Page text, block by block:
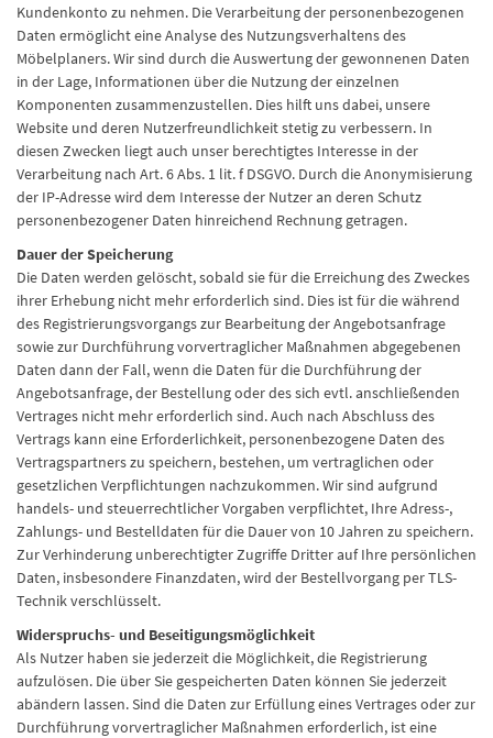
Kundenkonto zu nehmen. Die Verarbeitung der personenbezogenen
Daten ermöglicht eine Analyse des Nutzungsverhaltens des
Möbelplaners. Wir sind durch die Auswertung der gewonnenen Daten
in der Lage, Informationen über die Nutzung der einzelnen
Komponenten zusammenzustellen. Dies hilft uns dabei, unsere
Website und deren Nutzerfreundlichkeit stetig zu verbessern. In
diesen Zwecken liegt auch unser berechtigtes Interesse in der
Verarbeitung nach Art. 6 Abs. 1 lit. f DSGVO. Durch die Anonymisierung
der IP-Adresse wird dem Interesse der Nutzer an deren Schutz
personenbezogener Daten hinreichend Rechnung getragen.
Dauer der Speicherung
Die Daten werden gelöscht, sobald sie für die Erreichung des Zweckes
ihrer Erhebung nicht mehr erforderlich sind. Dies ist für die während
des Registrierungsvorgangs zur Bearbeitung der Angebotsanfrage
sowie zur Durchführung vorvertraglicher Maßnahmen abgegebenen
Daten dann der Fall, wenn die Daten für die Durchführung der
Angebotsanfrage, der Bestellung oder des sich evtl. anschließenden
Vertrages nicht mehr erforderlich sind. Auch nach Abschluss des
Vertrags kann eine Erforderlichkeit, personenbezogene Daten des
Vertragspartners zu speichern, bestehen, um vertraglichen oder
gesetzlichen Verpflichtungen nachzukommen. Wir sind aufgrund
handels- und steuerrechtlicher Vorgaben verpflichtet, Ihre Adress-,
Zahlungs- und Bestelldaten für die Dauer von 10 Jahren zu speichern.
Zur Verhinderung unberechtigter Zugriffe Dritter auf Ihre persönlichen
Daten, insbesondere Finanzdaten, wird der Bestellvorgang per TLS-
Technik verschlüsselt.
Widerspruchs- und Beseitigungsmöglichkeit
Als Nutzer haben sie jederzeit die Möglichkeit, die Registrierung
aufzulösen. Die über Sie gespeicherten Daten können Sie jederzeit
abändern lassen. Sind die Daten zur Erfüllung eines Vertrages oder zur
Durchführung vorvertraglicher Maßnahmen erforderlich, ist eine